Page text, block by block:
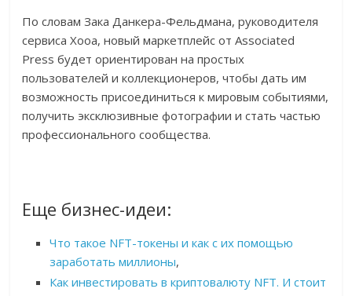
По словам Зака Данкера-Фельдмана, руководителя
сервиса Xooa, новый маркетплейс от Associated
Press будет ориентирован на простых
пользователей и коллекционеров, чтобы дать им
возможность присоединиться к мировым событиями,
получить эксклюзивные фотографии и стать частью
профессионального сообщества.
Еще бизнес-идеи:
Что такое NFT-токены и как с их помощью
заработать миллионы,
Как инвестировать в криптовалюту NFT. И стоит